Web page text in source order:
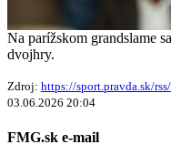
Na parížskom grandslame
dvojhry.
Zdroj: https://sport.pravda.sk/
03.06.2026 20:04
FMG.sk e-mail